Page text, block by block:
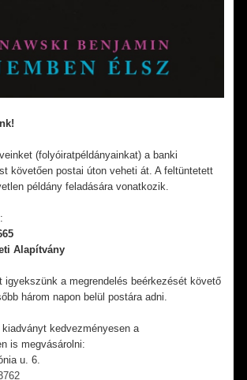
(folyóiratpéldányainkat) a banki
követően postai úton veheti át. A feltüntetett
példány feladására vonatkozik.
Alapítvány
igyekszünk a megrendelés beérkezését követő
három napon belül postára adni.
kedvezményesen a
is megvásárolni:
u. 6.